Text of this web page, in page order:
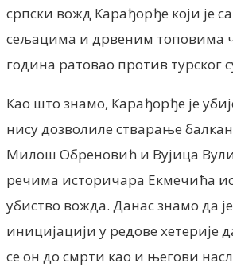
српски вожд Карађорђе који је
сељацима и дрвеним топовима
година ратовао против турског
Као што знамо, Карађорђе је
нису дозволиле стварање
Милош Обреновић и Вујица
речима историчара Екмечића
убиство вожда. Данас знамо да
иницијацији у редове хетерије
се он до смрти као и његови